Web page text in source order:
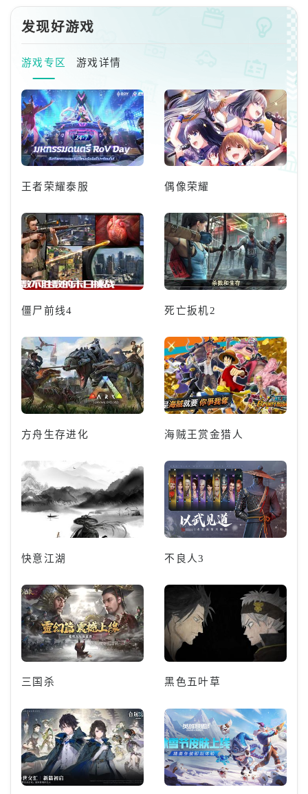
开「Ain」、「Soph」、「Au
r」等工程师隐藏的背景故事，以
及学生们合力阻止「奇普托斯」
来将带来各式各样的新消息。[[h
ttps://twitter.com/Project_R
X_TW/status/206680815921
8635021]]无法取得此篇推文，
可能推文已移除或更改隐私设
定。官方指出，《ProjectRX》
是由《蔚蓝档案》第二代PD车敏
瑞领导
发现好游戏
游戏专区 游戏详情
王者荣耀泰服 偶像荣耀
僵尸前线4 死亡扳机2
方舟生存进化 海贼王赏金猎人
快意江湖 不良人3
三国杀 黑色五叶草